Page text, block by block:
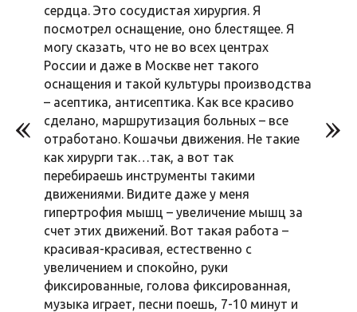
сердца. Это сосудистая хирургия. Я
посмотрел оснащение, оно блестящее. Я
могу сказать, что не во всех центрах
России и даже в Москве нет такого
оснащения и такой культуры производства
– асептика, антисептика. Как все красиво
сделано, маршрутизация больных – все
отработано. Кошачьи движения. Не такие
как хирурги так…так, а вот так
перебираешь инструменты такими
движениями. Видите даже у меня
гипертрофия мышц – увеличение мышц за
счет этих движений. Вот такая работа –
красивая-красивая, естественно с
увеличением и спокойно, руки
фиксированные, голова фиксированная,
музыка играет, песни поешь, 7-10 минут и